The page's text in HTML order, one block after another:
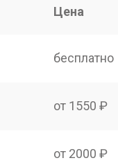
Цена
бесплатно
от 1550 ₽
от 2000 ₽